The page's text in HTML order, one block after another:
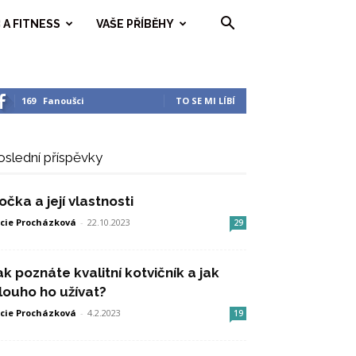
A FITNESS VAŠE PŘÍBĚHY
169 Fanoušci TO SE MI LÍBÍ
příspěvky
a její vlastnosti
Procházková - 22.10.2023 29
poznáte kvalitní kotvičník a jak
ho užívat?
Procházková - 4.2.2023 19